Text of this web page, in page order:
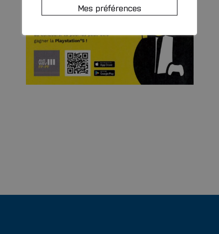
Mes préférences